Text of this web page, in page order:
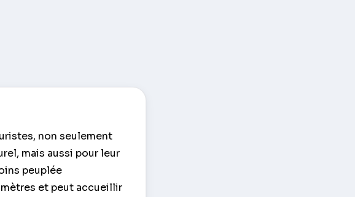
non seulement
mais aussi pour leur
peuplée
et peut accueillir